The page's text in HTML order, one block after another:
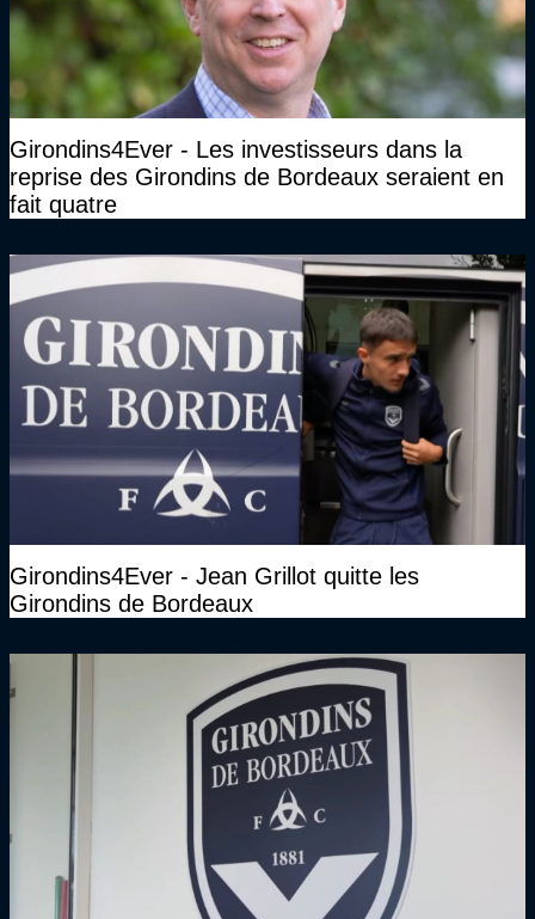
Girondins4Ever - Les investisseurs dans la
reprise des Girondins de Bordeaux seraient en
fait quatre
Girondins4Ever - Jean Grillot quitte les
Girondins de Bordeaux